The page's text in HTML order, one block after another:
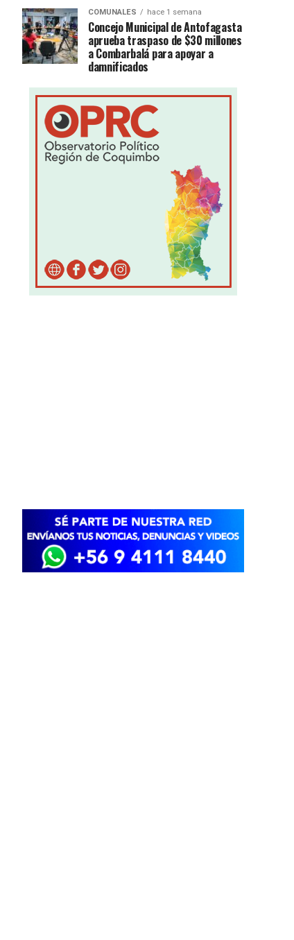
COMUNALES hace 1 semana
Concejo Municipal de Antofagasta
aprueba traspaso de $30 millones
a Combarbalá para apoyar a
damnificados